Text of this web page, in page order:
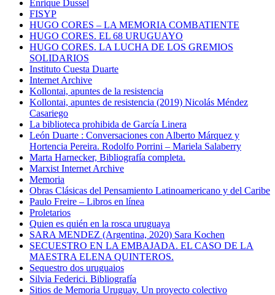
Enrique Dussel
FISYP
HUGO CORES – LA MEMORIA COMBATIENTE
HUGO CORES. EL 68 URUGUAYO
HUGO CORES. LA LUCHA DE LOS GREMIOS
SOLIDARIOS
Instituto Cuesta Duarte
Internet Archive
Kollontai, apuntes de la resistencia
Kollontai, apuntes de resistencia (2019) Nicolás Méndez
Casariego
La biblioteca prohibida de García Linera
León Duarte : Conversaciones con Alberto Márquez y
Hortencia Pereira. Rodolfo Porrini – Mariela Salaberry
Marta Harnecker, Bibliografía completa.
Marxist Internet Archive
Memoria
Obras Clásicas del Pensamiento Latinoamericano y del Caribe
Paulo Freire – Libros en línea
Proletarios
Quien es quién en la rosca uruguaya
SARA MENDEZ (Argentina, 2020) Sara Kochen
SECUESTRO EN LA EMBAJADA. EL CASO DE LA
MAESTRA ELENA QUINTEROS.
Sequestro dos uruguaios
Silvia Federici. Bibliografía
Sitios de Memoria Uruguay. Un proyecto colectivo